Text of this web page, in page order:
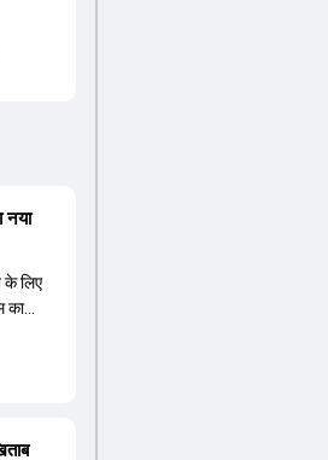
नया
के लिए
का
हैं,